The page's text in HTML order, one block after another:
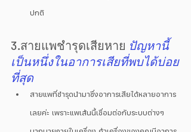
ปกติ
3.สายแพชำรุดเสียหาย ปัญหานี้
เป็นหนึ่งในอาการเสียที่พบได้บ่อย
ที่สุด
สายแพที่ชำรุดนำมาซึ่งอาการเสียได้หลายอาการ
เลยค่ะ เพราะแพเส้นนี้เชื่อมต่อกับระบบต่างๆ